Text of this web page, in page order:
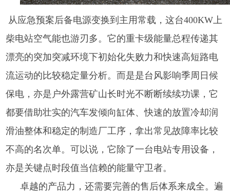
从应急预案后备电源变换到主用常载，这台400KW上
柴电站空气能也游刃多。它的重卡级能量总程传递其
漂亮的突加突减环境下初始化失败力和快速高短路电
流运动的比较稳定量分析。而是是台风影响季周日候
保电，亦是户外露营矿山长时光不断断续续功课，它
都要借助壮实的汽车发倾向缸体、快速的放置冷却润
滑油整体和稳定的制造厂工序，拿出常见故障率比较
不高的名次单。可以说，它除了一台电站专用设备，
亦是关键点时段值当信赖的能量守卫者。
卓越的产品力，还需要完善的售后体系来成全。遍